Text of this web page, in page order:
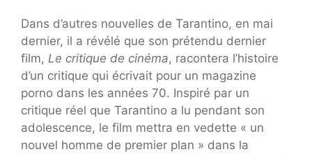
Dans d’autres nouvelles de Tarantino, en mai
dernier, il a révélé que son prétendu dernier
film, Le critique de cinéma, racontera l’histoire
d’un critique qui écrivait pour un magazine
porno dans les années 70. Inspiré par un
critique réel que Tarantino a lu pendant son
adolescence, le film mettra en vedette « un
nouvel homme de premier plan » dans la